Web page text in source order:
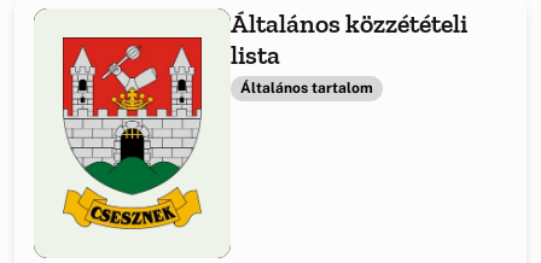
Általános közzétételi
lista
Általános tartalom